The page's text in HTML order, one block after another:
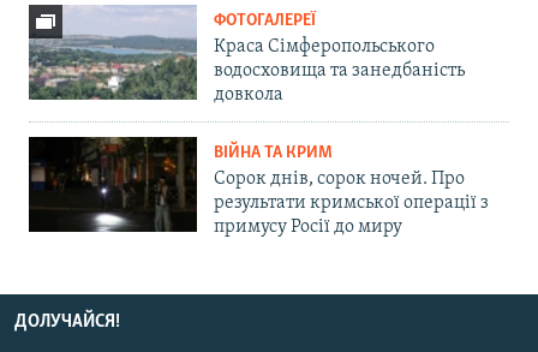
ФОТОГАЛЕРЕЇ
Краса Сімферопольського
водосховища та занедбаність
довкола
ВІЙНА ТА КРИМ
Сорок днів, сорок ночей. Про
результати кримської операції з
примусу Росії до миру
ДОЛУЧАЙСЯ!